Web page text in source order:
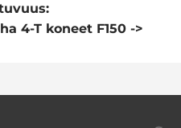
4-T koneet F150 ->